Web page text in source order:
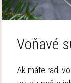
Voňavé
Ak máte radi